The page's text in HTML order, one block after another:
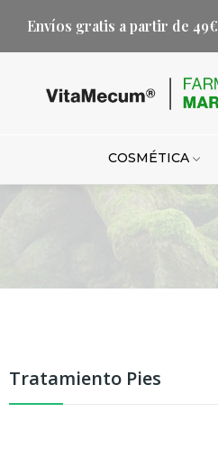
Envíos gratis a partir de 49€
COSMÉTICA
Tratamiento Pies